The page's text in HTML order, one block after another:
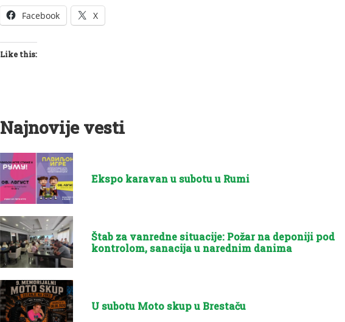
Facebook X
Like this:
Najnovije vesti
Ekspo karavan u subotu u Rumi
Štab za vanredne situacije: Požar na deponiji pod
kontrolom, sanacija u narednim danima
U subotu Moto skup u Brestaču